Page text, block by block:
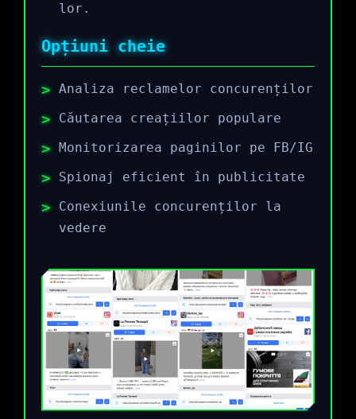
lor.
Opțiuni cheie
Analiza reclamelor concurenților
Căutarea creațiilor populare
Monitorizarea paginilor pe FB/IG
Spionaj eficient în publicitate
Conexiunile concurenților la
vedere